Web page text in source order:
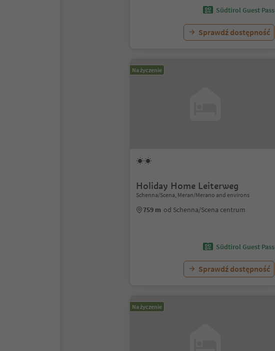
Südtirol Guest Pass
Sprawdź dostępność
Na życzenie
Holiday Home Leiterweg
Schenna/Scena, Meran/Merano and environs
759 m od Schenna/Scena centrum
Südtirol Guest Pass
Sprawdź dostępność
Na życzenie